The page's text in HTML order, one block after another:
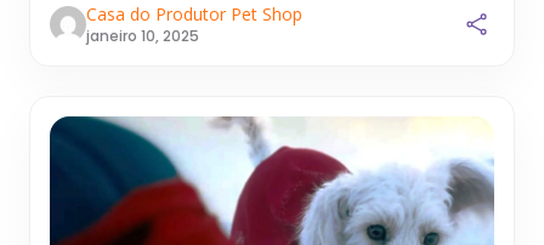
Casa do Produtor Pet Shop
janeiro 10, 2025